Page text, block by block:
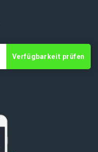
Verfügbarkeit prüfen